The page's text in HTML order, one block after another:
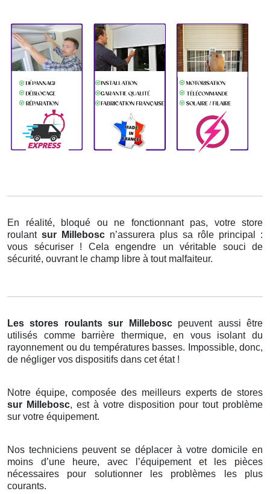
En réalité, bloqué ou ne fonctionnant pas, votre store
roulant sur Millebosc n’assurera plus sa rôle principal :
vous sécuriser ! Cela engendre un véritable souci de
sécurité, ouvrant le champ libre à tout malfaiteur.
Les stores roulants sur Millebosc peuvent aussi être
utilisés comme barrière thermique, en vous isolant du
rayonnement ou du températures basses. Impossible, donc,
de négliger vos dispositifs dans cet état !
Notre équipe, composée des meilleurs experts de stores
sur Millebosc, est à votre disposition pour tout problème
sur votre équipement.
Nos techniciens peuvent se déplacer à votre domicile en
moins d’une heure, avec l’équipement et les pièces
nécessaires pour solutionner les problèmes les plus
courants.